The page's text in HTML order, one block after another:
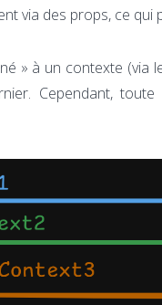
via des props, ce
» à un contexte (via
Cependant,